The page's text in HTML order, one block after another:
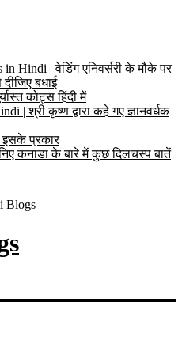
Hindi | वेडिंग एनिवर्सरी के मौके पर
बधाई
कोट्स हिंदी में
| श्री कृष्ण द्वारा कहे गए ज्ञानवर्धक
इसके प्रकार
कनाडा के बारे में कुछ दिलचस्प बातें